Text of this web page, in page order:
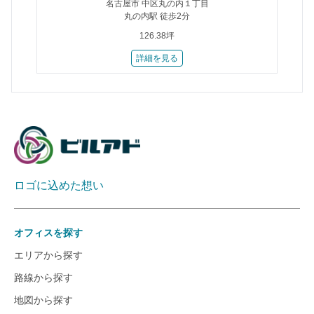
名古屋市 中区丸の内１丁目
丸の内駅 徒歩2分
126.38坪
詳細を見る
ロゴに込めた想い
オフィスを探す
エリアから探す
路線から探す
地図から探す